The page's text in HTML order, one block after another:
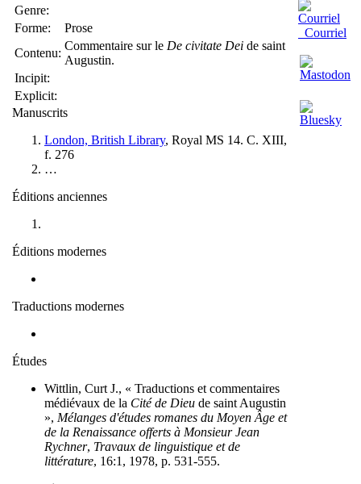
Genre:
Forme:
Prose
Contenu:
Commentaire sur le De civitate Dei de saint
Augustin.
Incipit:
Explicit:
Manuscrits
London, British Library, Royal MS 14. C. XIII,
f. 276
…
Éditions anciennes
Éditions modernes
Traductions modernes
Études
Wittlin, Curt J., « Traductions et commentaires
médiévaux de la Cité de Dieu de saint Augustin
», Mélanges d'études romanes du Moyen Âge et
de la Renaissance offerts à Monsieur Jean
Rychner, Travaux de linguistique et de
littérature, 16:1, 1978, p. 531-555.
Courriel